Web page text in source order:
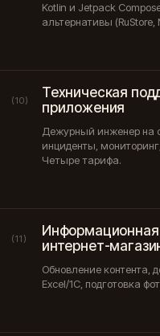
Kotlin и Jetpack
альтернативы (RuStore,
(10)
Техническая
приложения
Дежурный инженер на
инциденты,
Четыре тарифа.
(11)
интернет-
Обновление контента,
Excel/1С, подготовка